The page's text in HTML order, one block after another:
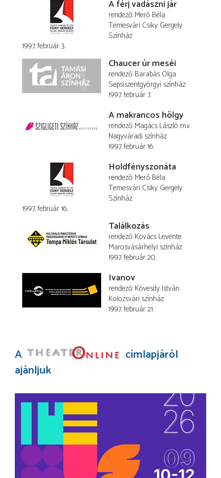
A férj vadászni jár
rendező Merő Béla
Temesvári Csiky Gergely
Színház
1997. február 3.
Chaucer úr meséi
rendező Barabás Olga
Sepsiszentgyörgyi színház
1997. február 7.
A makrancos hölgy
rendező Magács László m.v.
Nagyváradi színház
1997. február 16.
Holdfényszonáta
rendező Merő Béla
Temesvári Csiky Gergely
Színház
1997. február 16.
Találkozás
rendező Kovács Levente
Marosvásárhelyi szinház
1997. február 20.
Ivanov
rendező Kövesdy István
Kolozsvári színház
1997. február 21.
A
címlapjáról
ajánljuk